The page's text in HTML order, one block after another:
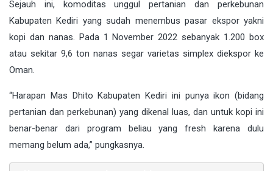
Sejauh ini, komoditas unggul pertanian dan perkebunan
Kabupaten Kediri yang sudah menembus pasar ekspor yakni
kopi dan nanas. Pada 1 November 2022 sebanyak 1.200 box
atau sekitar 9,6 ton nanas segar varietas simplex diekspor ke
Oman.
“Harapan Mas Dhito Kabupaten Kediri ini punya ikon (bidang
pertanian dan perkebunan) yang dikenal luas, dan untuk kopi ini
benar-benar dari program beliau yang fresh karena dulu
memang belum ada,” pungkasnya.